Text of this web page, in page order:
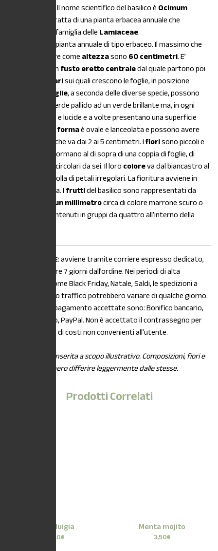
Il nome scientifico del basilico èOcimum
. Si tratta di una pianta erbacea annuale che
appartiene alla famiglia delleLamiaceae.
Il basilico è una pianta annuale di tipo erbaceo. Il massimo che
può raggiungere comealtezzasono60 centimetri. E’
costituita da unfusto eretto centraledal quale partono poi
rami secondarisui quali crescono le foglie, in posizione
foglie, a seconda delle diverse specie, possono
andare da un verde pallido ad un verde brillante ma, in ogni
caso sono lisce e lucide e a volte presentano una superficie
formaè ovale e lanceolata e possono avere
una lunghezza che va dai 2 ai 5 centimetri. Ifiorisono piccoli e
profumati e si formano al di sopra di una coppia di foglie, di
solito in mazzi circolari da sei. Il lorocoloreva dal biancastro al
rosa, in una corolla di petali irregolari. La fioritura avviene in
estate inoltrata. Ifruttidel basilico sono rappresentati da
semi di un millimetrocirca di colore marrone scuro o
nero e sono contenuti in gruppi da quattro all’interno della
SPEDIZIONE: avviene tramite corriere espresso dedicato,
entro e non oltre 7 giorni dall’ordine. Nei periodi di alta
stagionalità, come Black Friday, Natale, Saldi, le spedizioni a
causa di intenso traffico potrebbero variare di qualche giorno.
Le modalità di pagamento accettate sono: Bonifico bancario,
Carta di credito, PayPal. Non è accettato il contrassegno per
maggiorazione di costi non convenienti all’utente.
*L’immagine è inserita a scopo illustrativo. Composizioni, fiori e
piante potrebbero differire leggermente dalle stesse.
Prodotti Correlati
Erba luigia
3,50€
Menta mojito
3,50€